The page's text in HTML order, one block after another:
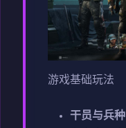
游戏基础玩法
干员与兵种